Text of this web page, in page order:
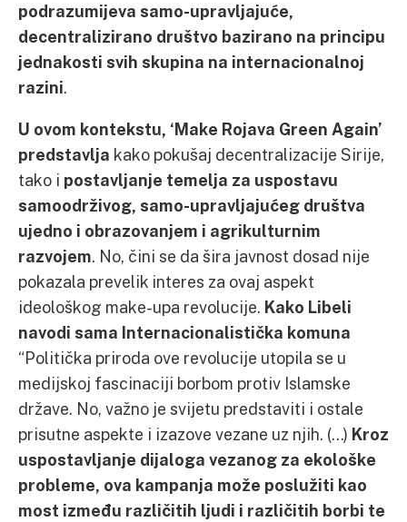
podrazumijeva samo-upravljajuće,
decentralizirano društvo bazirano na principu
jednakosti svih skupina na internacionalnoj
razini.
U ovom kontekstu, ‘Make Rojava Green Again’
predstavlja kako pokušaj decentralizacije Sirije,
tako i postavljanje temelja za uspostavu
samoodrživog, samo-upravljajućeg društva
ujedno i obrazovanjem i agrikulturnim
razvojem. No, čini se da šira javnost dosad nije
pokazala prevelik interes za ovaj aspekt
ideološkog make-upa revolucije. Kako Libeli
navodi sama Internacionalistička komuna
“Politička priroda ove revolucije utopila se u
medijskoj fascinaciji borbom protiv Islamske
države. No, važno je svijetu predstaviti i ostale
prisutne aspekte i izazove vezane uz njih. (…) Kroz
uspostavljanje dijaloga vezanog za ekološke
probleme, ova kampanja može poslužiti kao
most između različitih ljudi i različitih borbi te